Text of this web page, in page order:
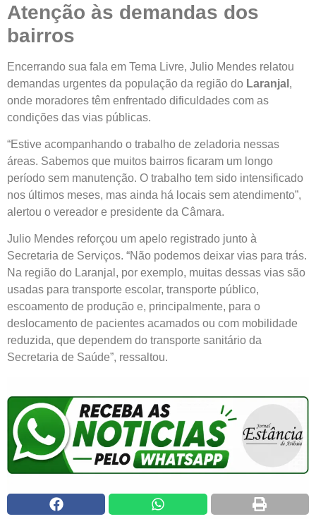
Atenção às demandas dos
bairros
Encerrando sua fala em Tema Livre, Julio Mendes relatou
demandas urgentes da população da região do Laranjal ,
onde moradores têm enfrentado dificuldades com as
condições das vias públicas.
“Estive acompanhando o trabalho de zeladoria nessas
áreas. Sabemos que muitos bairros ficaram um longo
período sem manutenção. O trabalho tem sido intensificado
nos últimos meses, mas ainda há locais sem atendimento”,
alertou o vereador e presidente da Câmara.
Julio Mendes reforçou um apelo registrado junto à
Secretaria de Serviços. “Não podemos deixar vias para trás.
Na região do Laranjal, por exemplo, muitas dessas vias são
usadas para transporte escolar, transporte público,
escoamento de produção e, principalmente, para o
deslocamento de pacientes acamados ou com mobilidade
reduzida, que dependem do transporte sanitário da
Secretaria de Saúde”, ressaltou.